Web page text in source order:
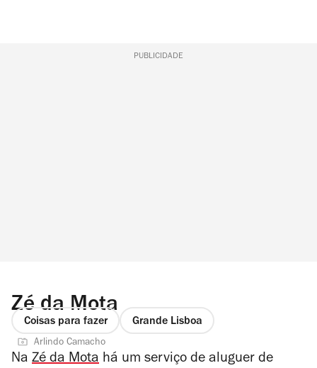
PUBLICIDADE
Zé da Mota
Coisas para fazer Grande Lisboa
Arlindo Camacho
Na Zé da Mota há um serviço de aluguer de